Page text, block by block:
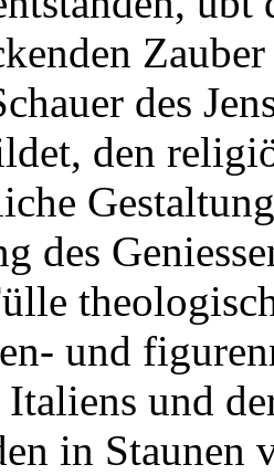
des
den
des
und
und
in Staunen